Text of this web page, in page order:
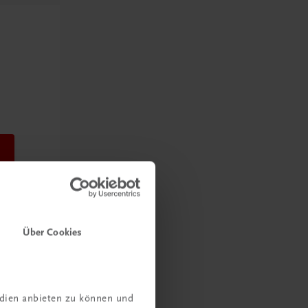
Über Cookies
anbieten zu können und